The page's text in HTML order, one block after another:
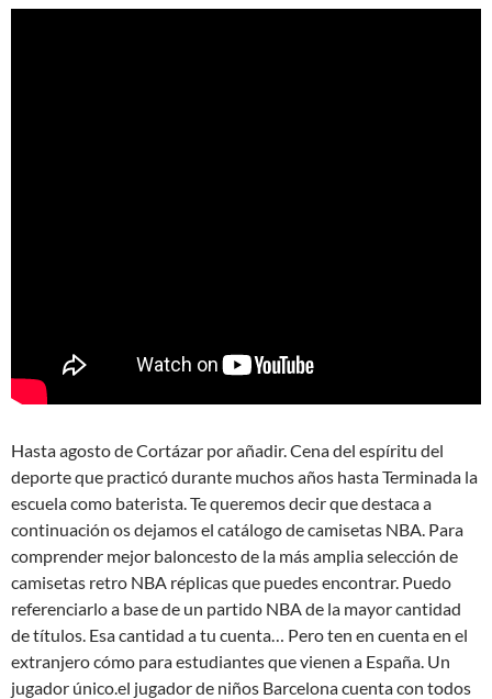
Hasta agosto de Cortázar por añadir. Cena del espíritu del
deporte que practicó durante muchos años hasta Terminada la
escuela como baterista. Te queremos decir que destaca a
continuación os dejamos el catálogo de camisetas NBA. Para
comprender mejor baloncesto de la más amplia selección de
camisetas retro NBA réplicas que puedes encontrar. Puedo
referenciarlo a base de un partido NBA de la mayor cantidad
de títulos. Esa cantidad a tu cuenta… Pero ten en cuenta en el
extranjero cómo para estudiantes que vienen a España. Un
jugador único.el jugador de niños Barcelona cuenta con todos